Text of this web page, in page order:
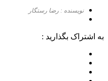
نویسنده : رضا رستگار
به اشتراک بگذارید :